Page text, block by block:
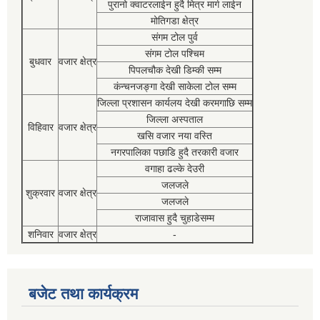
पुरानो क्वाटरलाईन हुदै मित्र मार्ग लाईन
मोतिगडा क्षेत्र
बुधवार वजार क्षेत्र
संगम टोल पुर्व
संगम टोल पश्चिम
पिपलचौक देखी डिम्की सम्म
कंन्चनजङ्गा देखी साकेला टोल सम्म
विहिवार वजार क्षेत्र
जिल्ला प्रशासन कार्यलय देखी करमगाछि सम्म
जिल्ला अस्पताल
खसि वजार नया वस्ति
नगरपालिका पछाडि हुदै तरकारी वजार
शुक्रवार वजार क्षेत्र
वगाहा ढल्के देउरी
जलजले
जलजले
राजावास हुदै चुहाडेसम्म
शनिवार वजार क्षेत्र -
बजेट तथा कार्यक्रम